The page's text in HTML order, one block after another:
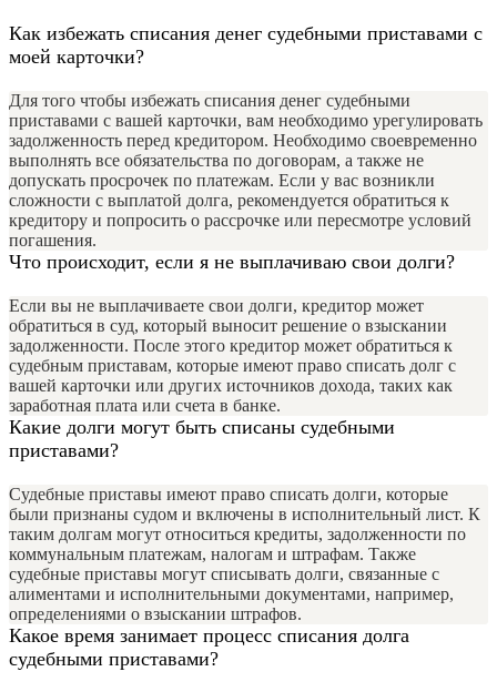
Как избежать списания денег судебными приставами с
моей карточки?
Для того чтобы избежать списания денег судебными
приставами с вашей карточки, вам необходимо урегулировать
задолженность перед кредитором. Необходимо своевременно
выполнять все обязательства по договорам, а также не
допускать просрочек по платежам. Если у вас возникли
сложности с выплатой долга, рекомендуется обратиться к
кредитору и попросить о рассрочке или пересмотре условий
погашения.
Что происходит, если я не выплачиваю свои долги?
Если вы не выплачиваете свои долги, кредитор может
обратиться в суд, который выносит решение о взыскании
задолженности. После этого кредитор может обратиться к
судебным приставам, которые имеют право списать долг с
вашей карточки или других источников дохода, таких как
заработная плата или счета в банке.
Какие долги могут быть списаны судебными
приставами?
Судебные приставы имеют право списать долги, которые
были признаны судом и включены в исполнительный лист. К
таким долгам могут относиться кредиты, задолженности по
коммунальным платежам, налогам и штрафам. Также
судебные приставы могут списывать долги, связанные с
алиментами и исполнительными документами, например,
определениями о взыскании штрафов.
Какое время занимает процесс списания долга
судебными приставами?